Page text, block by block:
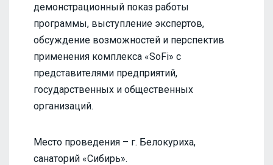
демонстрационный показ работы
программы, выступление экспертов,
обсуждение возможностей и перспектив
применения комплекса «SoFi» с
представителями предприятий,
государственных и общественных
организаций.
Место проведения – г. Белокуриха,
санаторий «Сибирь».